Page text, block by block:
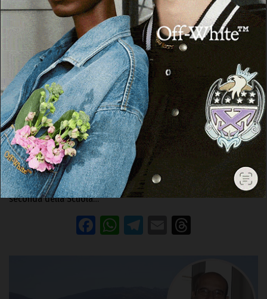
TULA
Tula, gli studenti di seconda media in visita
didattica al Comune
29 Ottobre 2024, 17:45
TULA | 29 ottobre 2024. Nei giorni scorsi si è svolta un’attività
didattica di Educazione Civica che ha interessato la classe
seconda della Scuola…
Facebook
WhatsApp
Telegram
Email